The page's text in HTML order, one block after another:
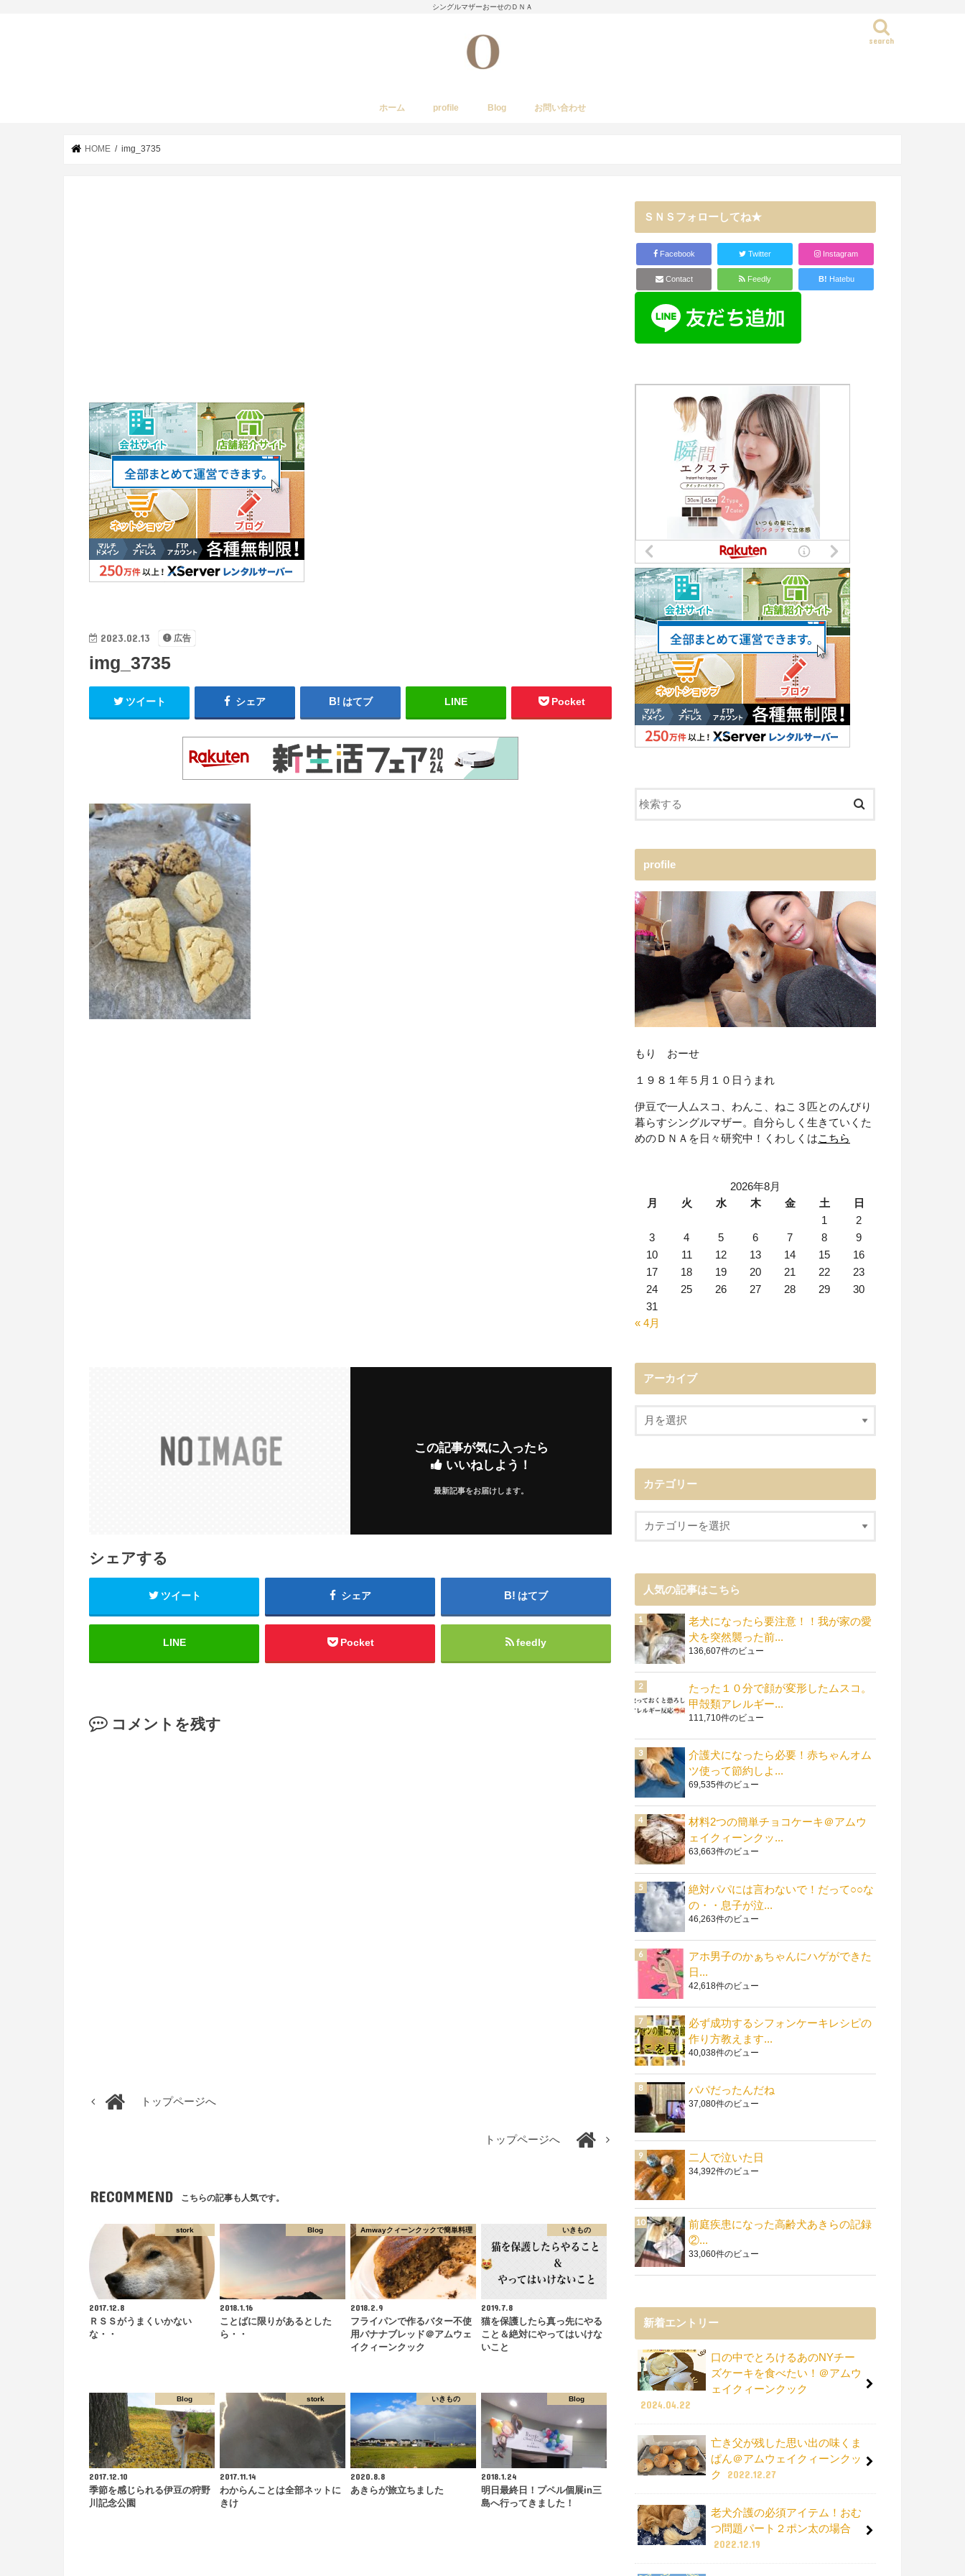
シングルマザーおーせのＤＮＡ
search
ホーム profile Blog お問い合わせ
HOME img_3735
2023.02.13 広告
img_3735
ツイート シェア はてブ LINE Pocket
この記事が気に入ったら
いいねしよう！
最新記事をお届けします。
シェアする
ツイート シェア はてブ
LINE Pocket feedly
コメントを残す
トップページへ
トップページへ
RECOMMEND こちらの記事も人気です。
stork
2017.12.8
ＲＳＳがうまくいかない
な・・
Blog
2018.1.16
ことばに限りがあるとした
ら・・
Amwayクィーンクックで簡単料理
2018.2.9
フライパンで作るバター不使
用バナナブレッド＠アムウェ
イクィーンクック
いきもの
2019.7.8
猫を保護したら真っ先にやる
こと＆絶対にやってはいけな
いこと
Blog
2017.12.10
季節を感じられる伊豆の狩野
川記念公園
stork
2017.11.14
わからんことは全部ネットに
きけ
いきもの
2020.8.8
あきらが旅立ちました
Blog
2018.1.24
明日最終日！プペル個展in三
島へ行ってきました！
ＳＮＳフォローしてね★
Facebook Twitter Instagram
Contact Feedly B! Hatebu
profile
もり おーせ
１９８１年５月１０日うまれ
伊豆で一人ムスコ、わんこ、ねこ３匹とのんびり
暮らすシングルマザー。自分らしく生きていくた
めのＤＮＡを日々研究中！くわしくはこちら
2026年8月
月
火 水 木 金 土
日
1
2
3
4 5 6 7 8
9
10
11 12 13 14 15
16
17
18 19 20 21 22
23
24
25 26 27 28 29
30
31
« 4月
アーカイブ
カテゴリー
人気の記事はこちら
老犬になったら要注意！！我が家の愛
犬を突然襲った前...
136,607件のビュー
たった１０分で顔が変形したムスコ。
甲殻類アレルギー...
111,710件のビュー
介護犬になったら必要！赤ちゃんオム
ツ使って節約しよ...
69,535件のビュー
材料2つの簡単チョコケーキ＠アムウ
ェイクィーンクッ...
63,663件のビュー
絶対パパには言わないで！だって○○な
の・・息子が泣...
46,263件のビュー
アホ男子のかぁちゃんにハゲができた
日...
42,618件のビュー
必ず成功するシフォンケーキレシピの
作り方教えます...
40,038件のビュー
パパだったんだね
37,080件のビュー
二人で泣いた日
34,392件のビュー
前庭疾患になった高齢犬あきらの記録
②...
33,060件のビュー
新着エントリー
口の中でとろけるあのNYチー
ズケーキを食べたい！＠アムウ
ェイクィーンクック
2024.04.22
亡き父が残した思い出の味くま
ぱん＠アムウェイクィーンクッ
ク
2022.12.27
老犬介護の必須アイテム！おむ
つ問題パート２ポン太の場合
2022.12.19